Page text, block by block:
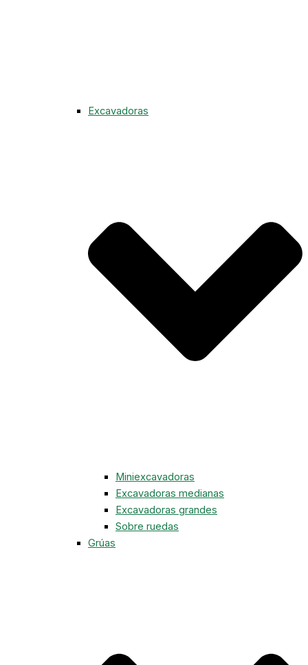
Excavadoras
Miniexcavadoras
Excavadoras medianas
Excavadoras grandes
Sobre ruedas
Grúas